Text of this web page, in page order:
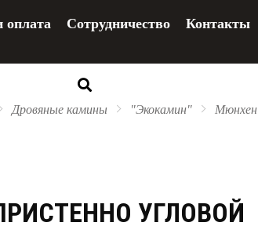
оплата Сотрудничество Контакты
Дровяные камины "Экокамин" Мюнхен
УГЛОВОЙ